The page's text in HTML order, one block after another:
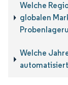
Welche
globalen
Welche